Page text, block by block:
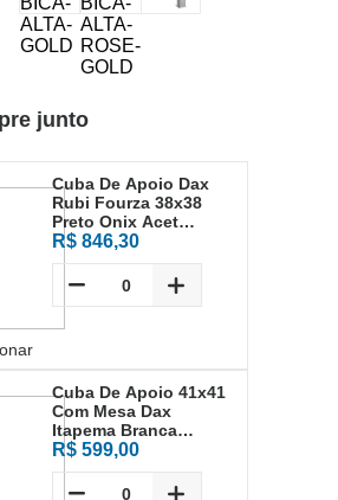
junto
Cuba De Apoio Dax
Rubi Fourza 38x38
Preto Onix Acet
Fz002ac
R$ 846,30
Cuba De Apoio 41x41
Com Mesa Dax
Itapema Branca
Brilhante Dax-0032-it-
wh
R$ 599,00